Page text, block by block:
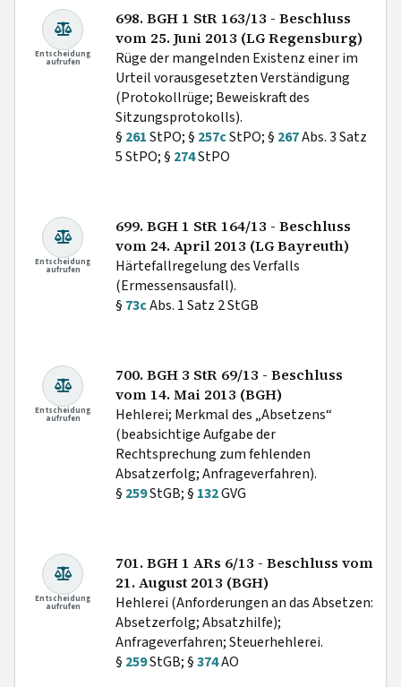
Entscheidung
aufrufen
698. BGH 1 StR 163/13 - Beschluss
vom 25. Juni 2013 (LG Regensburg)
Rüge der mangelnden Existenz einer im
Urteil vorausgesetzten Verständigung
(Protokollrüge; Beweiskraft des
Sitzungsprotokolls).
§ 261StPO; § 257cStPO; § 267Abs. 3 Satz
5 StPO; § 274StPO
Entscheidung
aufrufen
699. BGH 1 StR 164/13 - Beschluss
vom 24. April 2013 (LG Bayreuth)
Härtefallregelung des Verfalls
(Ermessensausfall).
§ 73cAbs. 1 Satz 2 StGB
Entscheidung
aufrufen
700. BGH 3 StR 69/13 - Beschluss
vom 14. Mai 2013 (BGH)
Hehlerei; Merkmal des „Absetzens“
(beabsichtige Aufgabe der
Rechtsprechung zum fehlenden
Absatzerfolg; Anfrageverfahren).
§ 259StGB; § 132GVG
Entscheidung
aufrufen
701. BGH 1 ARs 6/13 - Beschluss vom
21. August 2013 (BGH)
Hehlerei (Anforderungen an das Absetzen:
Absetzerfolg; Absatzhilfe);
Anfrageverfahren; Steuerhehlerei.
§ 259StGB; §374AO